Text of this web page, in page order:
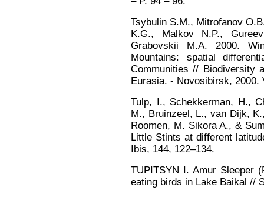
Tsybulin S.M., Mitrofanov
K.G., Malkov N.P.,
Grabovskii M.A. 2000.
Mountains: spatial
Communities // Biodiversity
Eurasia. - Novosibirsk, 2000.
Tulp, I., Schekkerman, H.,
M., Bruinzeel, L., van Dijk,
Roomen, M. Sikora A., &
Little Stints at different
Ibis, 144, 122–134.
TUPITSYN I. Amur Sleeper
eating birds in Lake Baikal //